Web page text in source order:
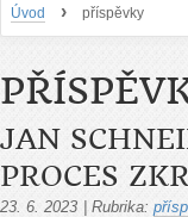
Úvod › příspěvky
JAN
PROCES
23. 6. 2023 Rubrika: